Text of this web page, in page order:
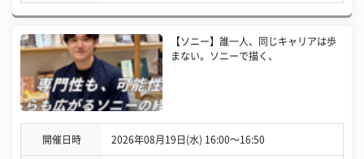
【ソニー】誰一人、同じキャリアは歩
まない。ソニーで描く、
開催日時 2026年08月19日(水) 16:00〜16:50